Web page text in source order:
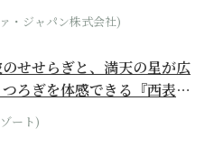
・ジャパン株式会社)
せせらぎと、満天の星が広
ろぎを体感できる『西表島
ート)